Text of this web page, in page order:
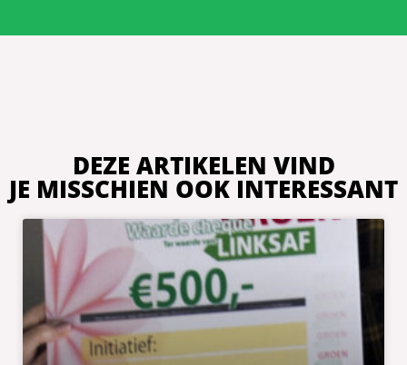
DEZE ARTIKELEN VIND
JE MISSCHIEN OOK INTERESSANT